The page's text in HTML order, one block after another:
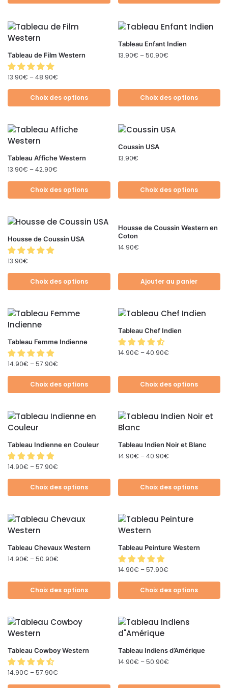
Tableau de Film Western
13.90€ –48.90€
Choix des options
Tableau Enfant Indien
13.90€ –50.90€
Choix des options
Tableau Affiche Western
13.90€ –42.90€
Choix des options
Coussin USA
13.90€
Choix des options
Housse de Coussin USA
13.90€
Choix des options
Housse de Coussin Western en
Coton
14.90€
Ajouter au panier
Tableau Femme Indienne
14.90€ –57.90€
Choix des options
Tableau Chef Indien
14.90€ –40.90€
Choix des options
Tableau Indienne en Couleur
14.90€ –57.90€
Choix des options
Tableau Indien Noir et Blanc
14.90€ –40.90€
Choix des options
Tableau Chevaux Western
14.90€ –50.90€
Choix des options
Tableau Peinture Western
14.90€ –57.90€
Choix des options
Tableau Cowboy Western
14.90€ –57.90€
Tableau Indiens d’Amérique
14.90€ –50.90€